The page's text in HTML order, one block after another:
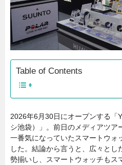
Table of Contents
2026年6月30日にオープンする「
シ池袋）」。前日のメディアツア
一番気になっていたスマートウォ
した。結論から言うと、広々と
勢揃いし、スマートウォッチもス